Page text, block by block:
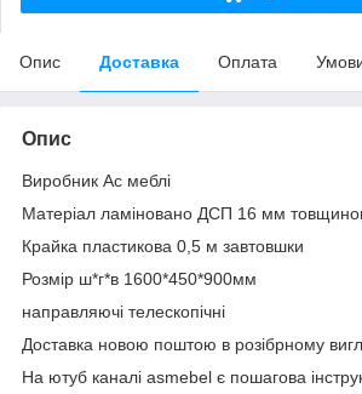
Опис Доставка Оплата
Опис
Виробник Ас меблі
Матеріал ламіновано ДСП 16 мм
Крайка пластикова 0,5 м завтовшки
Розмір ш*г*в 1600*450*900мм
направляючі телескопічні
Доставка новою поштою в розібрному
На ютуб каналі asmebel є пошагова